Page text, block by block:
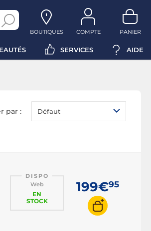
BOUTIQUES COMPTE PANIER
SERVICES AIDE
par : Défaut
DISPO
Web
EN
STOCK
199€95